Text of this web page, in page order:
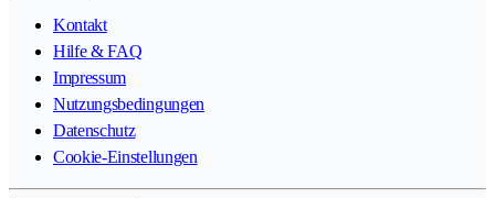
Kontakt
Hilfe & FAQ
Impressum
Nutzungsbedingungen
Datenschutz
Cookie-Einstellungen